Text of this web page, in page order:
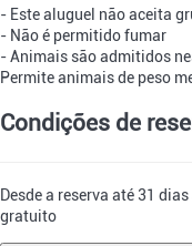
- Este aluguel não aceita
- Não é permitido fumar
- Animais são admitidos
Permite animais de peso
Condições de
Desde a reserva até 31
gratuito